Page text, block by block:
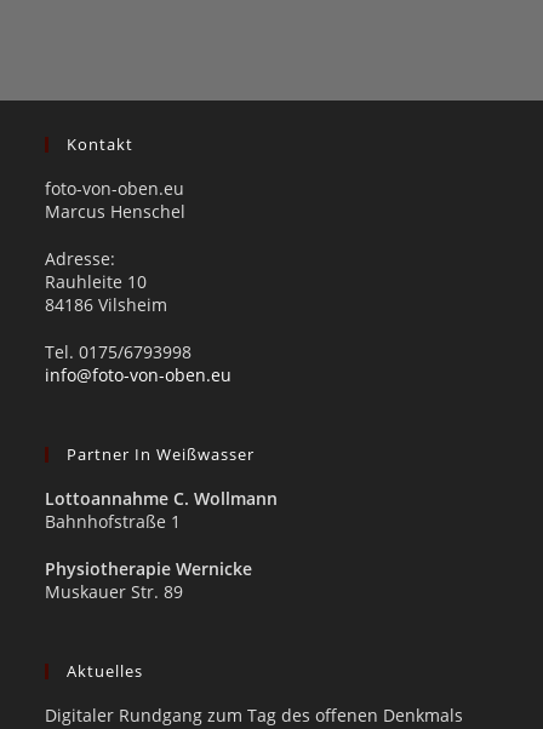
Kontakt
foto-von-oben.eu
Marcus Henschel
Adresse:
Rauhleite 10
84186 Vilsheim
Tel. 0175/6793998
info@foto-von-oben.eu
Partner In Weißwasser
Lottoannahme C. Wollmann
Bahnhofstraße 1
Physiotherapie Wernicke
Muskauer Str. 89
Aktuelles
Digitaler Rundgang zum Tag des offenen Denkmals